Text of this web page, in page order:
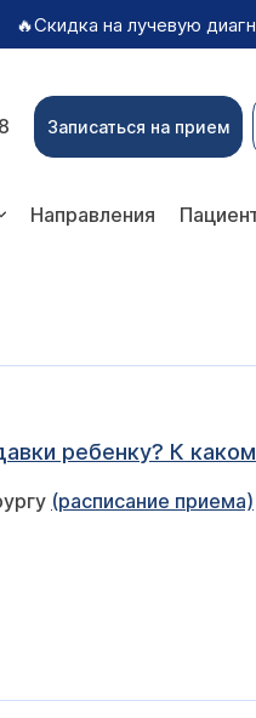
🔥Скидка на лучевую
Записаться на прием
Направления
ребенку? К
(расписание приема)